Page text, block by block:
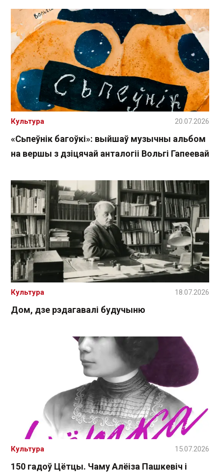
«Сьпеўнік багоўкі»: выйшаў музычны альбом
на вершы з дзіцячай анталогіі Вольгі Гапеевай
Культура 20.07.2026
Дом, дзе рэдагавалі будучыню
Культура 18.07.2026
150 гадоў Цётцы. Чаму Алёіза Пашкевіч і
Культура 15.07.2026